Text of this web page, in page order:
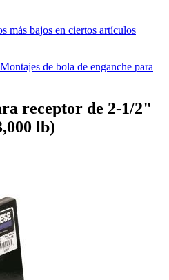
más bajos en ciertos artículos
Montajes de bola de enganche para
receptor de 2-1/2"
lb)